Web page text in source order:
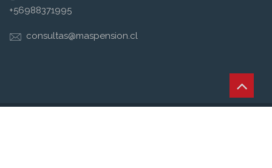
+56988371995
consultas@maspension.cl